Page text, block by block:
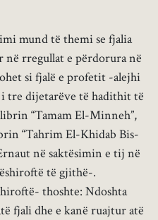
mund të themi se fjalia
në rregullat e përdorura në
si fjalë e profetit -alejhi
tre dijetarëve të hadithit të
“Tamam El-Minneh”,
“Tahrim El-Khidab Bis-
në saktësimin e tij në
të gjithë-.
thoshte: Ndoshta
fjali dhe e kanë ruajtur atë